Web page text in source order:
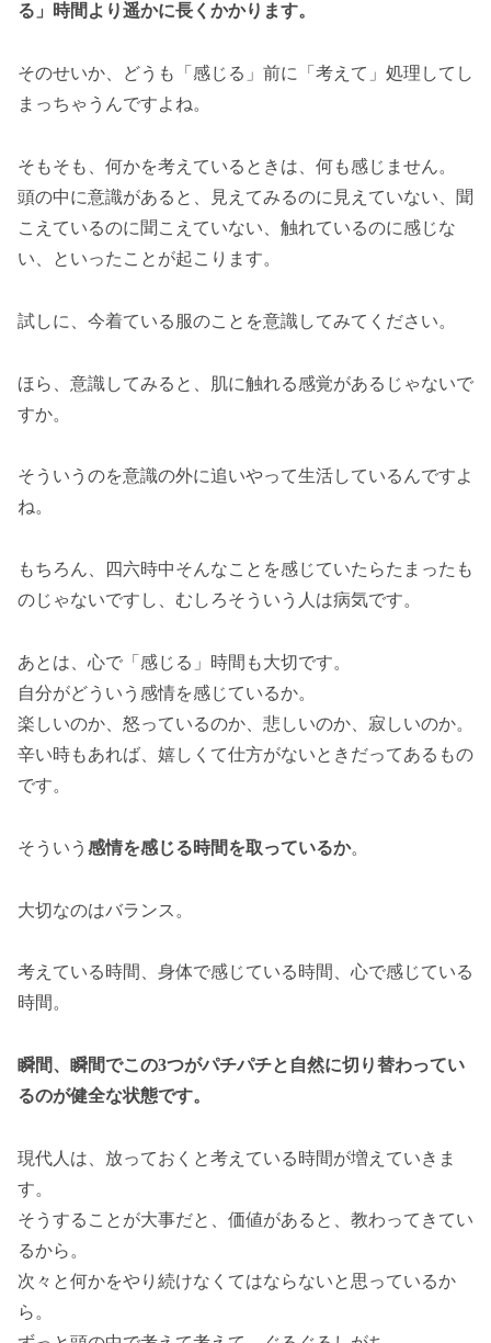
る」時間より遥かに長くかかります。
そのせいか、どうも「感じる」前に「考えて」処理してし
まっちゃうんですよね。
そもそも、何かを考えているときは、何も感じません。
頭の中に意識があると、見えてみるのに見えていない、聞
こえているのに聞こえていない、触れているのに感じな
い、といったことが起こります。
試しに、今着ている服のことを意識してみてください。
ほら、意識してみると、肌に触れる感覚があるじゃないで
すか。
そういうのを意識の外に追いやって生活しているんですよ
ね。
もちろん、四六時中そんなことを感じていたらたまったも
のじゃないですし、むしろそういう人は病気です。
あとは、心で「感じる」時間も大切です。
自分がどういう感情を感じているか。
楽しいのか、怒っているのか、悲しいのか、寂しいのか。
辛い時もあれば、嬉しくて仕方がないときだってあるもの
です。
そういう 感情を感じる時間を取っているか。
大切なのはバランス。
考えている時間、身体で感じている時間、心で感じている
時間。
瞬間、瞬間でこの3つがパチパチと自然に切り替わってい
るのが健全な状態です。
現代人は、放っておくと考えている時間が増えていきま
す。
そうすることが大事だと、価値があると、教わってきてい
るから。
次々と何かをやり続けなくてはならないと思っているか
ら。